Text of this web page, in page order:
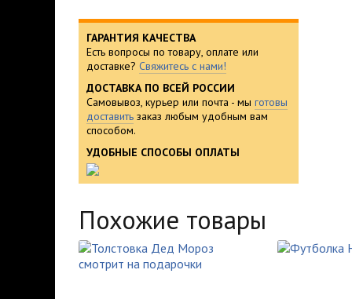
ГАРАНТИЯ КАЧЕСТВА
Есть вопросы по товару, оплате или
доставке? Свяжитесь с нами!
ДОСТАВКА ПО ВСЕЙ РОССИИ
Самовывоз, курьер или почта - мы готовы
доставить заказ любым удобным вам
способом.
УДОБНЫЕ СПОСОБЫ ОПЛАТЫ
Похожие товары